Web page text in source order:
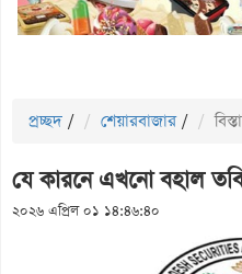
প্রচ্ছদ / শেয়ারবাজার /
যে কারনে এখনো বহাল
২০২৬ এপ্রিল ০১ ১৪:৪৬:৪০